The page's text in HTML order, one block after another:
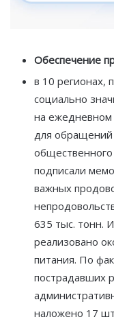
Обеспечение
в 10 регионах,
социально
на ежедневном
для обращений
подписали
важных
635 тыс. тонн.
реализовано
питания. По
пострадавших
наложено 17